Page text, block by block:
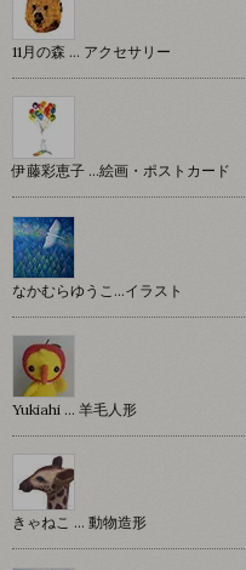
11月の森 … アクセサリー
伊藤彩恵子 …絵画・ポストカード
なかむらゆうこ…イラスト
Yukiahi … 羊毛人形
きゃねこ … 動物造形